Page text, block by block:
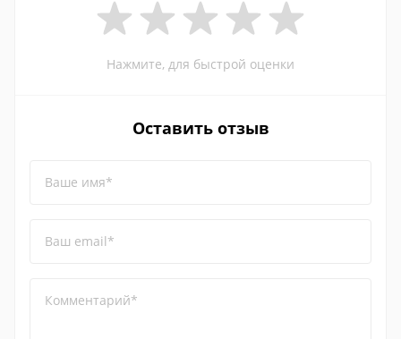
Нажмите, для быстрой оценки
Оставить отзыв
Ваше имя*
Ваш email*
Комментарий*